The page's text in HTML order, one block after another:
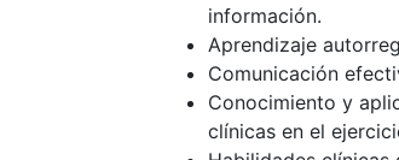
información.
Aprendizaje
Comunicación
Conocimiento y
clínicas en el